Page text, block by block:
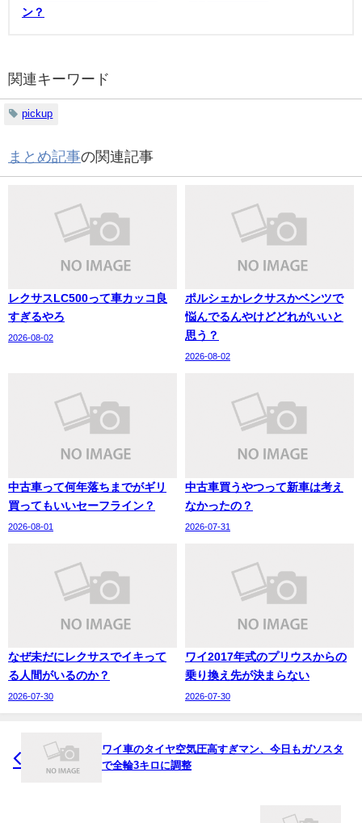
ン？
関連キーワード
pickup
まとめ記事の関連記事
レクサスLC500って車カッコ良
すぎるやろ
2026-08-02
ポルシェかレクサスかベンツで
悩んでるんやけどどれがいいと
思う？
2026-08-02
中古車って何年落ちまでがギリ
買ってもいいセーフライン？
2026-08-01
中古車買うやつって新車は考え
なかったの？
2026-07-31
なぜ未だにレクサスでイキって
る人間がいるのか？
2026-07-30
ワイ2017年式のプリウスからの
乗り換え先が決まらない
2026-07-30
ワイ車のタイヤ空気圧高すぎマン、今日もガソスタ
で全輪3キロに調整